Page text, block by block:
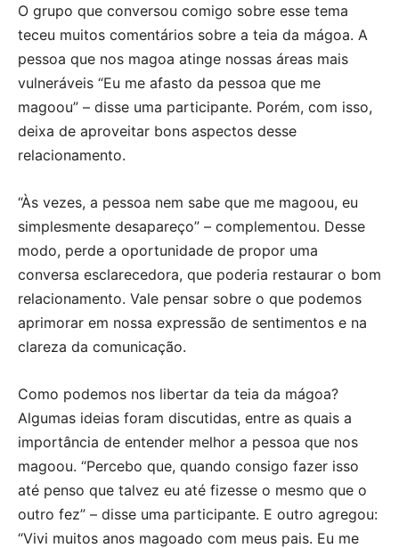
O grupo que conversou comigo sobre esse tema
teceu muitos comentários sobre a teia da mágoa. A
pessoa que nos magoa atinge nossas áreas mais
vulneráveis “Eu me afasto da pessoa que me
magoou” – disse uma participante. Porém, com isso,
deixa de aproveitar bons aspectos desse
relacionamento.
“Às vezes, a pessoa nem sabe que me magoou, eu
simplesmente desapareço” – complementou. Desse
modo, perde a oportunidade de propor uma
conversa esclarecedora, que poderia restaurar o bom
relacionamento. Vale pensar sobre o que podemos
aprimorar em nossa expressão de sentimentos e na
clareza da comunicação.
Como podemos nos libertar da teia da mágoa?
Algumas ideias foram discutidas, entre as quais a
importância de entender melhor a pessoa que nos
magoou. “Percebo que, quando consigo fazer isso
até penso que talvez eu até fizesse o mesmo que o
outro fez” – disse uma participante. E outro agregou:
“Vivi muitos anos magoado com meus pais. Eu me